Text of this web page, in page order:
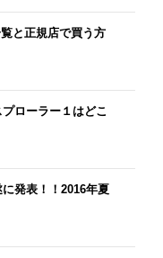
と正規店で買う方
ローラー１はどこ
発表！！2016年夏